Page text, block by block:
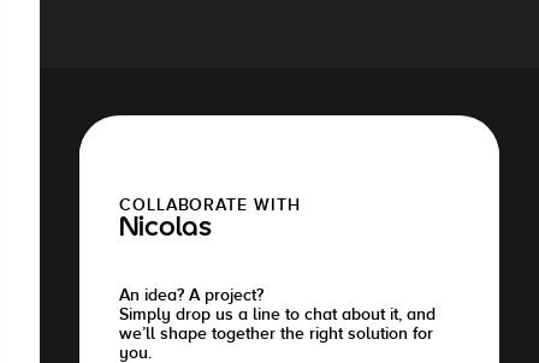
COLLABORATE WITH
Nicolas
An idea? A project?
Simply drop us a line to chat about it, and
we’ll shape together the right solution for
you.